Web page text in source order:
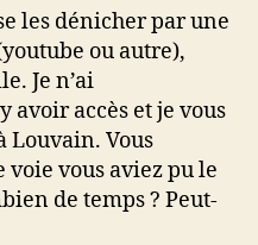
les dénicher par une
ou autre),
Je n’ai
avoir accès et je vous
Louvain. Vous
voie vous aviez pu le
de temps ? Peut-